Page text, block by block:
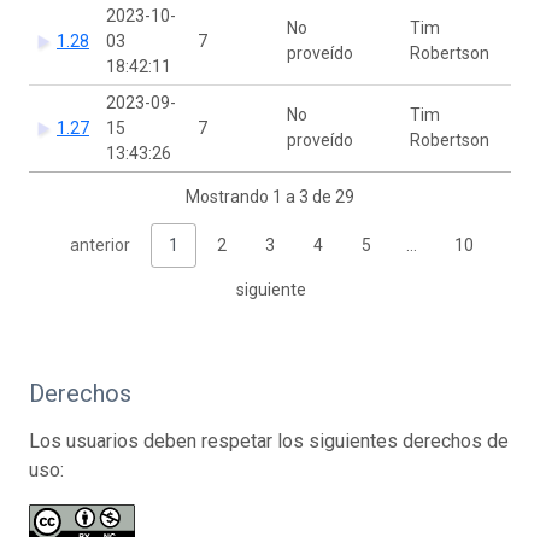
1.28
2023-10-
03
18:42:11
7
No
proveído
Tim
Robertson
1.27
2023-09-
15
13:43:26
7
No
proveído
Tim
Robertson
Mostrando 1 a 3 de 29
anterior 1 2 3 4 5 10
siguiente
Derechos
Los usuarios deben respetar los siguientes derechos de
uso: